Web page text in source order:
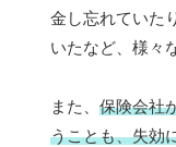
金し忘れていた
いたなど、様々
また、 保険会社
うことも、失効